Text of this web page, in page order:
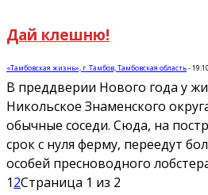
Дай клешню!
«Тамбовская жизнь», г. Тамбов, Тамбовская область-
В преддверии Нового года у
Никольское Знаменского
обычные соседи. Сюда, на
срок с нуля ферму, переедут
особей пресноводного
12Страница 1 из 2